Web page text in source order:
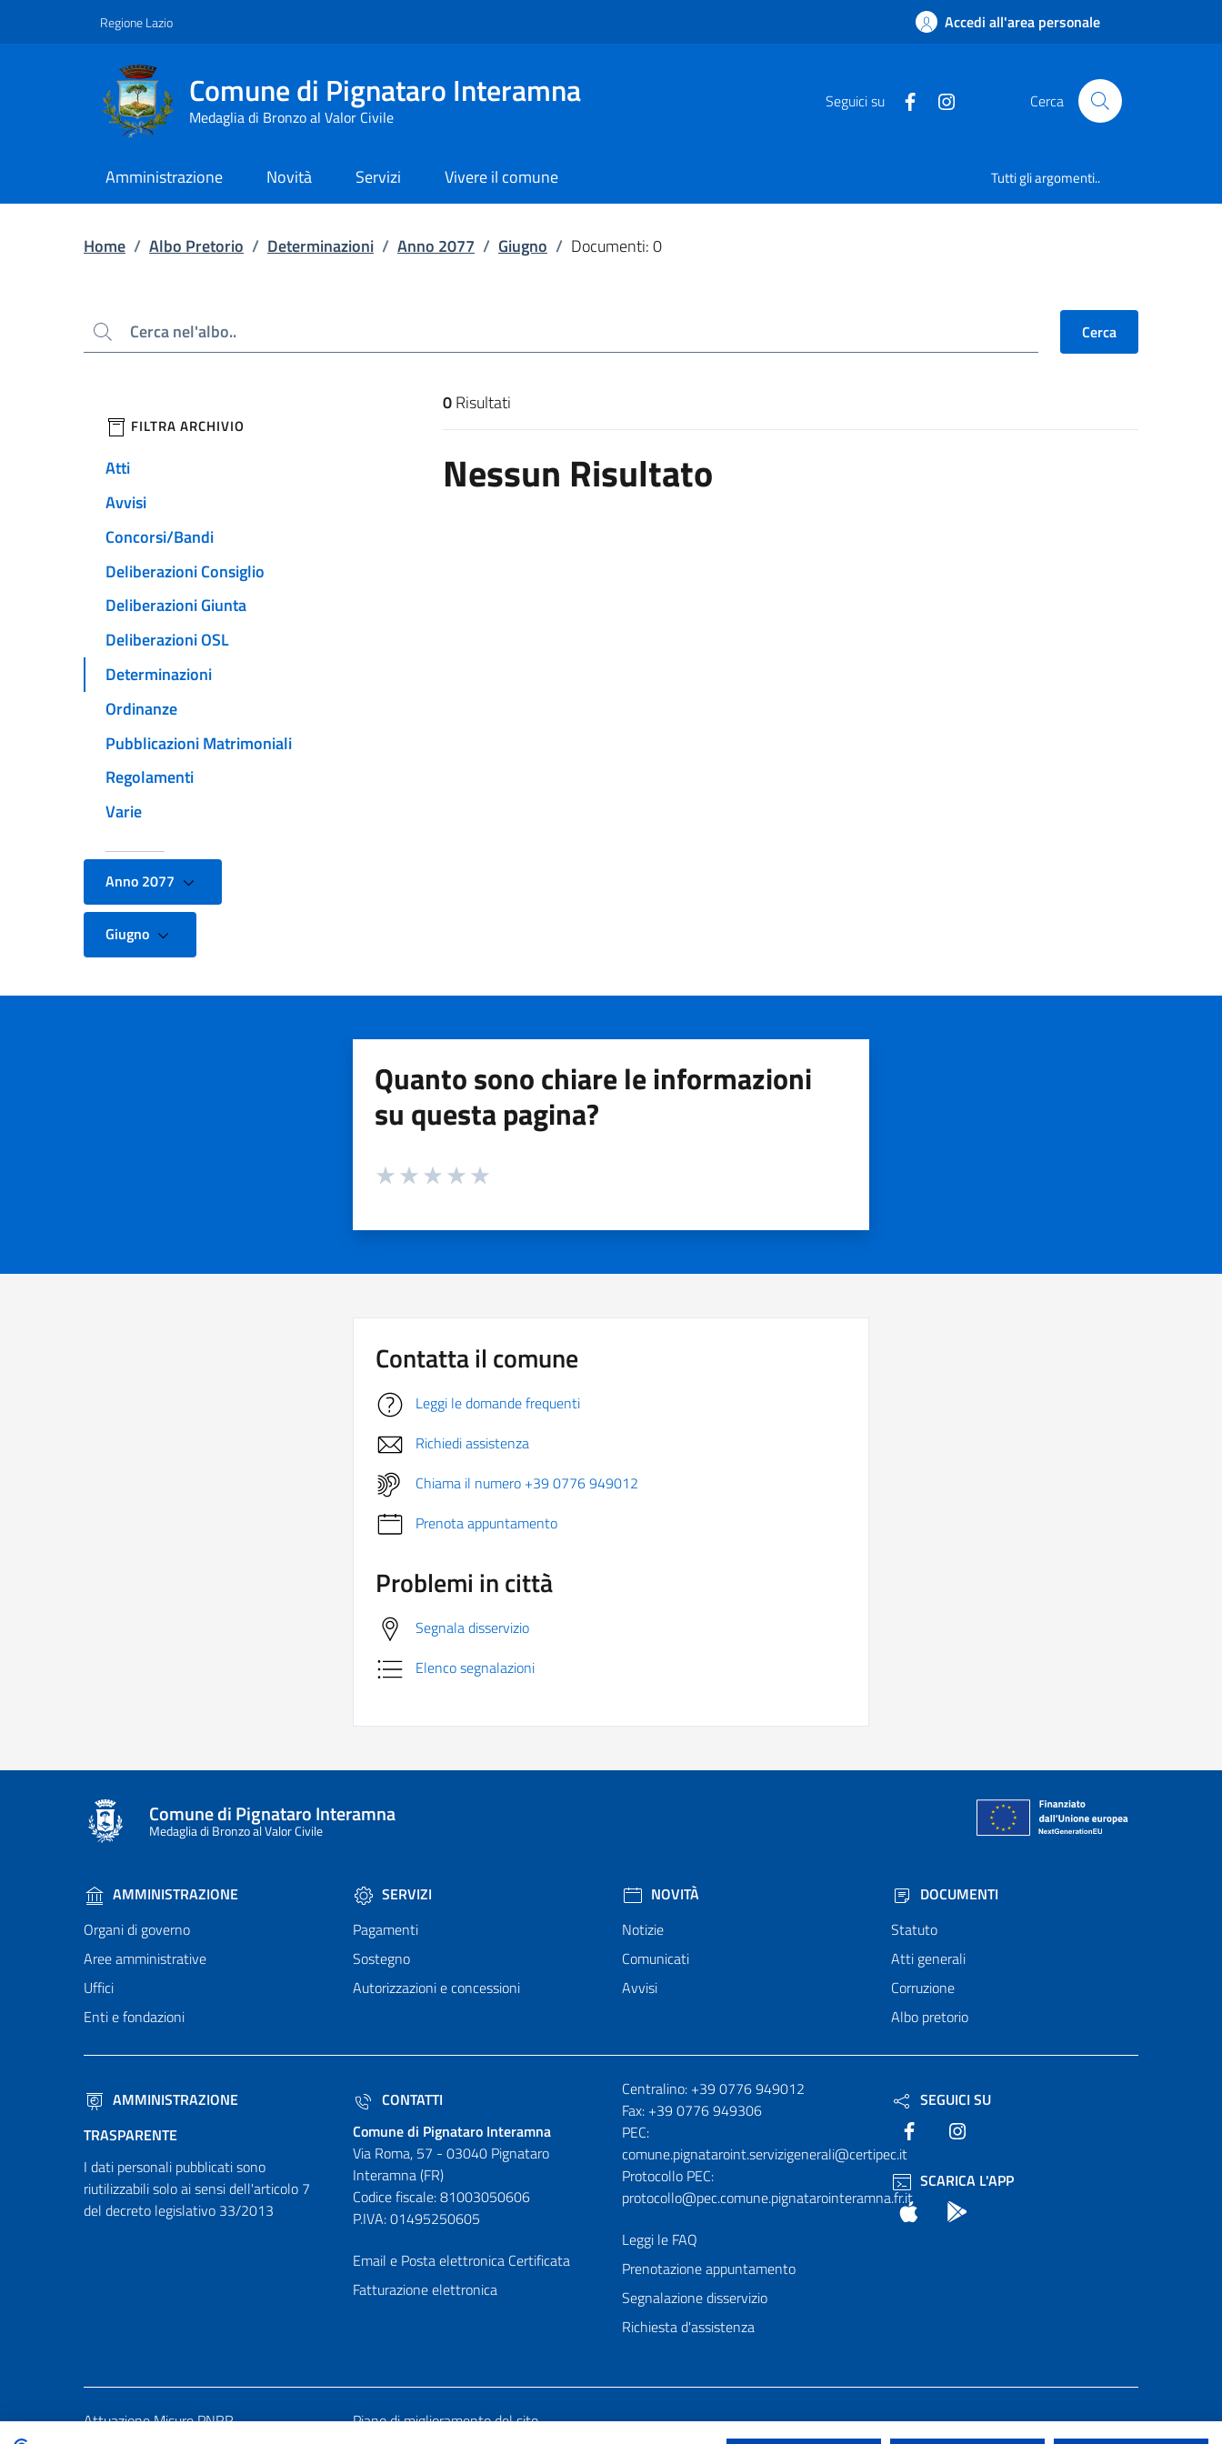
Regione Lazio Accedi all'area personale
Comune di Pignataro Interamna
Medaglia di Bronzo al Valor Civile
Seguici su Cerca
Amministrazione Novità Servizi Vivere il comune Tutti gli argomenti..
Home / Albo Pretorio / Determinazioni / Anno 2077 / Giugno / Documenti: 0
Cerca Cerca
filtri da applicare
FILTRA ARCHIVIO
Atti
Avvisi
Concorsi/Bandi
Deliberazioni Consiglio
Deliberazioni Giunta
Deliberazioni OSL
Determinazioni
Ordinanze
Pubblicazioni Matrimoniali
Regolamenti
Varie
Anno 2077
Giugno
Risultati di ricerca
0Risultati
Nessun Risultato
Quanto sono chiare le informazioni
su questa pagina?
Valuta da 1 a 5 stelle la pagina
Contatta il comune
Leggi le domande frequenti
Richiedi assistenza
Chiama il numero +39 0776 949012
Prenota appuntamento
Problemi in città
Segnala disservizio
Elenco segnalazioni
Comune di Pignataro Interamna
Medaglia di Bronzo al Valor Civile
AMMINISTRAZIONE
Organi di governo
Aree amministrative
Uffici
Enti e fondazioni
SERVIZI
Pagamenti
Sostegno
Autorizzazioni e concessioni
NOVITÀ
Notizie
Comunicati
Avvisi
DOCUMENTI
Statuto
Atti generali
Corruzione
Albo pretorio
AMMINISTRAZIONE
TRASPARENTE
I dati personali pubblicati sono
riutilizzabili solo ai sensi dell'articolo 7
del decreto legislativo 33/2013
CONTATTI
Comune di Pignataro Interamna
Via Roma, 57 - 03040 Pignataro
Interamna (FR)
Codice fiscale: 81003050606
P.IVA: 01495250605
Email e Posta elettronica Certificata
Fatturazione elettronica
Numeri utili
Centralino: +39 0776 949012
Fax: +39 0776 949306
PEC:
comune.pignataroint.servizigenerali@certipec.it
Protocollo PEC:
protocollo@pec.comune.pignatarointeramna.fr.it
Leggi le FAQ
Prenotazione appuntamento
Segnalazione disservizio
Richiesta d'assistenza
SEGUICI SU
Facebook
SCARICA L'APP
App Store
Attuazione Misure PNRR Piano di miglioramento del sito